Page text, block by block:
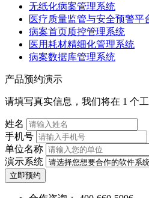
无纸化病案管理系统
医疗质量监管与安全预警平
病案首页质控管理系统
医用耗材精细化管理系统
病案数据库管理系统
产品预约演示
请填写真实信息，我们将在 1 个
姓名
手机号
单位名称
演示系统
立即预约